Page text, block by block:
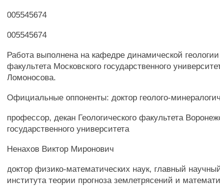
005545674
005545674
Работа выполнена на кафедре динамической геологии
факультета Московского государственного
Ломоносова.
Официальные оппоненты: доктор геолого-
профессор, декан Геологического факультета
государственного университета
Ненахов Виктор Миронович
доктор физико-математических наук, главный
института теории прогноза землетрясений и